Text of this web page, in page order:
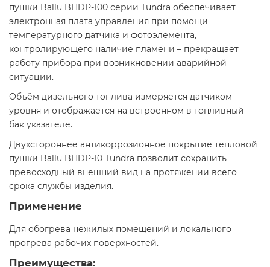
пушки Ballu BHDP-100 серии Tundra обеспечивает
электронная плата управления при помощи
температурного датчика и фотоэлемента,
контролирующего наличие пламени – прекращает
работу прибора при возникновении аварийной
ситуации.
Объём дизельного топлива измеряется датчиком
уровня и отображается на встроенном в топливный
бак указателе.
Двухстороннее антикоррозионное покрытие тепловой
пушки Ballu BHDP-10 Tundra позволит сохранить
превосходный внешний вид на протяжении всего
срока службы изделия.
Применение
Для обогрева нежилых помещений и локального
прогрева рабочих поверхностей.
Преимущества: